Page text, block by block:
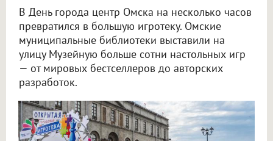
В День города центр Омска на несколько часов
превратился в большую игротеку. Омские
муниципальные библиотеки выставили на
улицу Музейную больше сотни настольных игр
— от мировых бестселлеров до авторских
разработок.